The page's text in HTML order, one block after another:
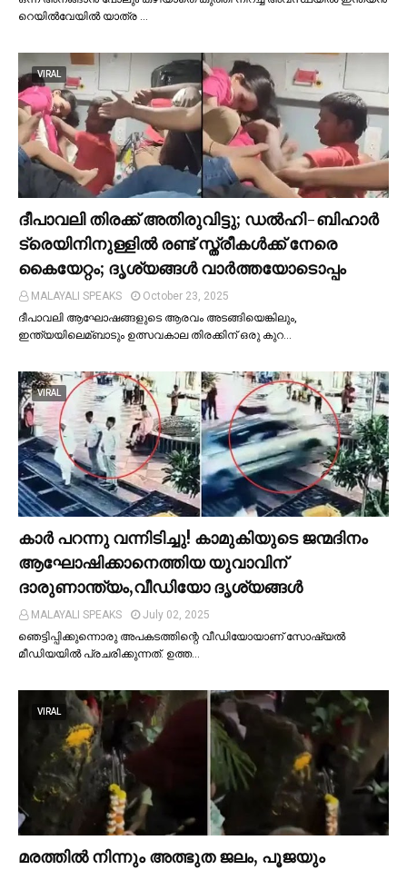
റെയില്‍വേയില്‍ യാത്ര …
VIRAL
ദീപാവലി തിരക്ക് അതിരുവിട്ടു; ഡല്‍ഹി-ബിഹാര്‍
ട്രെയിനിനുള്ളില്‍ രണ്ട് സ്ത്രീകള്‍ക്ക് നേരെ
കൈയേറ്റം; ദൃശ്യങ്ങള്‍ വാർത്തയോടൊപ്പം
MALAYALI SPEAKS
October 23, 2025
ദീപാവലി ആഘോഷങ്ങളുടെ ആരവം അടങ്ങിയെങ്കിലും,
ഇന്ത്യയിലെമ്ബാടും ഉത്സവകാല തിരക്കിന് ഒരു കുറ…
VIRAL
കാര്‍ പറന്നു വന്നിടിച്ചു! കാമുകിയുടെ ജന്മദിനം
ആഘോഷിക്കാനെത്തിയ യുവാവിന്
ദാരുണാന്ത്യം,വീഡിയോ ദൃശ്യങ്ങൾ
MALAYALI SPEAKS
July 02, 2025
ഞെട്ടിപ്പിക്കുന്നൊരു അപകടത്തിന്റെ വീഡിയോയാണ് സോഷ്യല്‍
മീഡിയയില്‍ പ്രചരിക്കുന്നത്. ഉത്ത…
VIRAL
മരത്തില്‍ നിന്നും അത്ഭുത ജലം, പൂജയും